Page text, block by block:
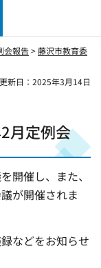
会報告>藤沢市教育委
更新日：2025年3月14日
月定例会
開催し、また、
が開催されま
などをお知らせ